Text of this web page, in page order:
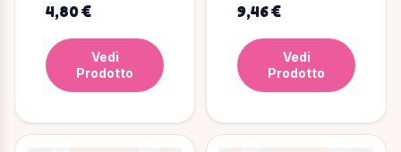
4,80 €
Vedi
Prodotto
9,46 €
Vedi
Prodotto